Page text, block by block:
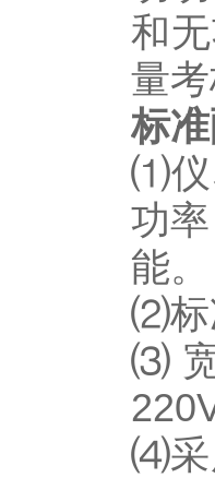
和
量
标
⑴
功
能。
⑵
⑶
⑷